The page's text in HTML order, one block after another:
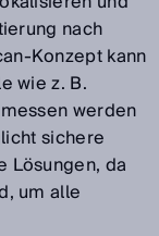
nach
Konzept kann
wie z. B.
werden
sichere
Lösungen, da
um alle